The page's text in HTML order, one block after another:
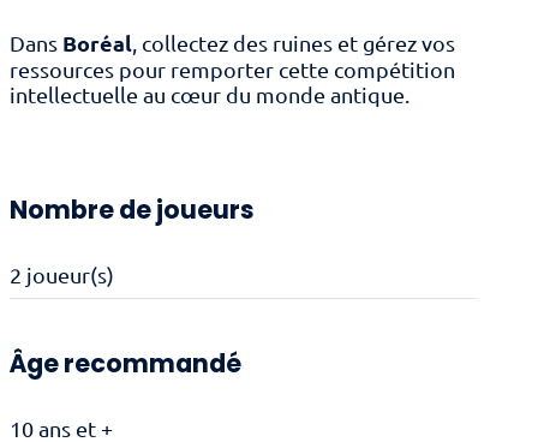
Dans Boréal, collectez des ruines et gérez vos
ressources pour remporter cette compétition
intellectuelle au cœur du monde antique.
Nombre de joueurs
2 joueur(s)
Âge recommandé
10 ans et +